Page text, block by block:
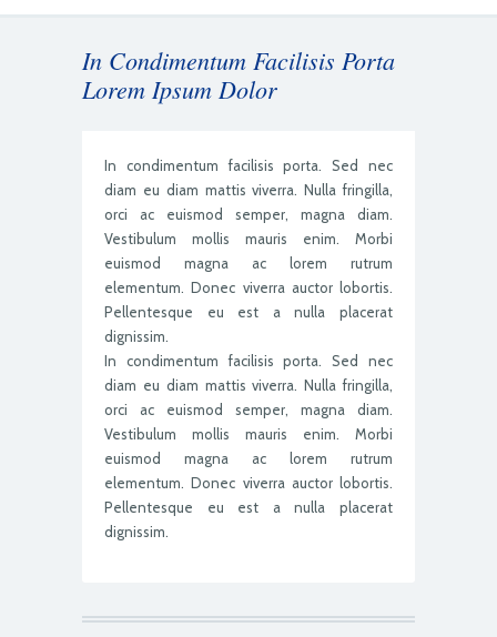
In Condimentum Facilisis Porta
Lorem Ipsum Dolor
In condimentum facilisis porta. Sed nec
diam eu diam mattis viverra. Nulla fringilla,
orci ac euismod semper, magna diam.
Vestibulum mollis mauris enim. Morbi
euismod magna ac lorem rutrum
elementum. Donec viverra auctor lobortis.
Pellentesque eu est a nulla placerat
dignissim.
In condimentum facilisis porta. Sed nec
diam eu diam mattis viverra. Nulla fringilla,
orci ac euismod semper, magna diam.
Vestibulum mollis mauris enim. Morbi
euismod magna ac lorem rutrum
elementum. Donec viverra auctor lobortis.
Pellentesque eu est a nulla placerat
dignissim.